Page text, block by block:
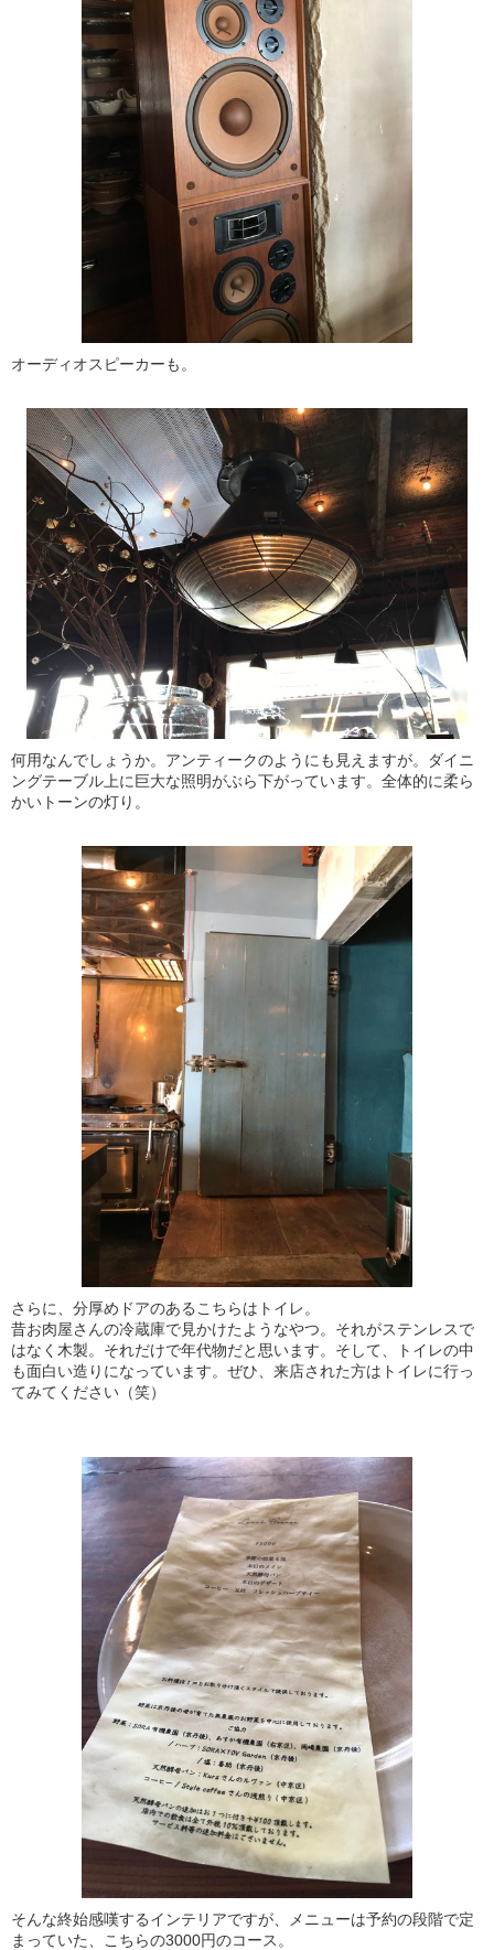
オーディオスピーカーも。
何用なんでしょうか。アンティークのようにも見えますが。ダイニ
ングテーブル上に巨大な照明がぶら下がっています。全体的に柔ら
かいトーンの灯り。
さらに、分厚めドアのあるこちらはトイレ。
昔お肉屋さんの冷蔵庫で見かけたようなやつ。それがステンレスで
はなく木製。それだけで年代物だと思います。そして、トイレの中
も面白い造りになっています。ぜひ、来店された方はトイレに行っ
てみてください（笑）
そんな終始感嘆するインテリアですが、メニューは予約の段階で定
まっていた、こちらの3000円のコース。